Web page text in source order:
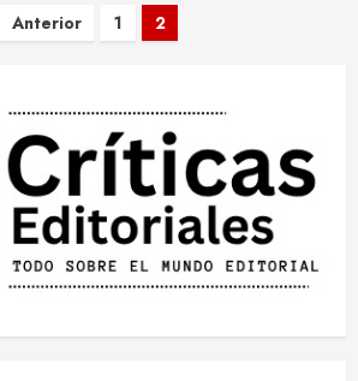
Paginación
entradas
Anterior 1 2
Cómo se calcula el precio final